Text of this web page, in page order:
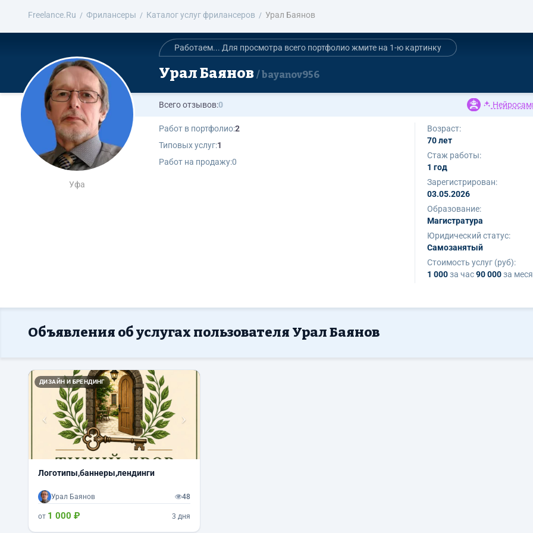
Freelance.Ru Фрилансеры Каталог услуг фрилансеров Урал Баянов
Уфа
Работаем... Для просмотра всего портфолио жмите на 1-ю картинку
Урал Баянов bayanov956
Всего отзывов:0
Работ в портфолио:2
Типовых услуг:1
Работ на продажу:0
Возраст:
70 лет
Стаж работы:
1 год
Зарегистрирован:
03.05.2026
Образование:
Магистратура
Юридический статус:
Самозанятый
Стоимость услуг (руб):
1 000за час90 000за
Объявления об услугах пользователя Урал Баянов
ДИЗАЙН И БРЕНДИНГ
Назад Вперед
Логотипы,баннеры,лендинги
Урал Баянов 48
от 1 000 ₽ 3 дня